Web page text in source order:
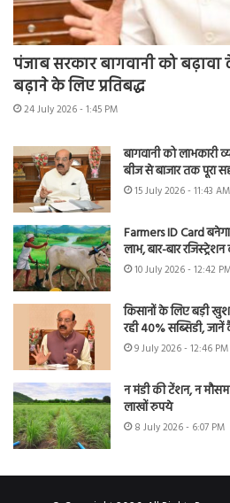
पंजाब सरकार बागवानी को
बढ़ाने के लिए प्रतिबद्ध
24 July 2026 - 1:45 PM
बागवानी को लाभकारी
बीज से बाजार तक पूरा
15 July 2026 - 11:43 AM
Farmers ID Card
लाभ, बार-बार
10 July 2026 - 12:42
किसानों के लिए बड़ी
रही 40% सब्सिडी,
9 July 2026 - 12:46 PM
न मंडी की टेंशन, न
लाखों रुपये
8 July 2026 - 6:07 PM